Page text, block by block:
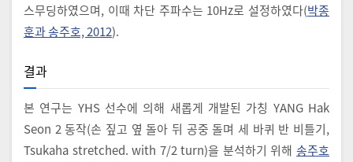
스무딩하였으며, 이때 차단 주파수는 10Hz로 설정하였다(박종
훈과 송주호, 2012).
결과
본 연구는 YHS 선수에 의해 새롭게 개발된 가칭 YANG Hak
Seon 2 동작(손 짚고 옆 돌아 뒤 공중 돌며 세 바퀴 반 비틀기,
Tsukaha stretched. with 7/2 turn)을 분석하기 위해 송주호